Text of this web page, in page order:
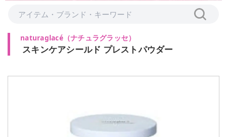
naturaglacé（ナチュラグラッセ）
スキンケアシールド プレストパウダー